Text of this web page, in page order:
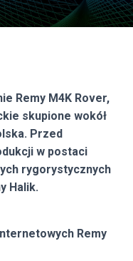
A
W
Ę
Remy M4K Rover,
skupione wokół
Przed
w postaci
rygorystycznych
Halik.
Remy